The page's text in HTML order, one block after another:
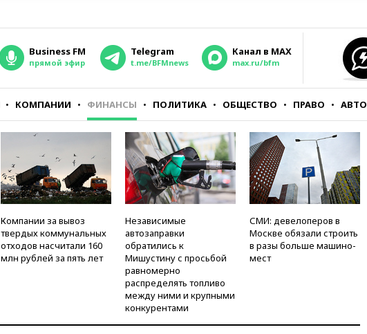
Business FM
прямой эфир
Telegram
t.me/BFMnews
Канал в MAX
max.ru/bfm
КОМПАНИИ ФИНАНСЫ ПОЛИТИКА ОБЩЕСТВО ПРАВО АВТО
Компании за вывоз
твердых коммунальных
отходов насчитали 160
млн рублей за пять лет
Независимые
автозаправки
обратились к
Мишустину с просьбой
равномерно
распределять топливо
между ними и крупными
конкурентами
СМИ: девелоперов в
Москве обязали строить
в разы больше машино-
мест